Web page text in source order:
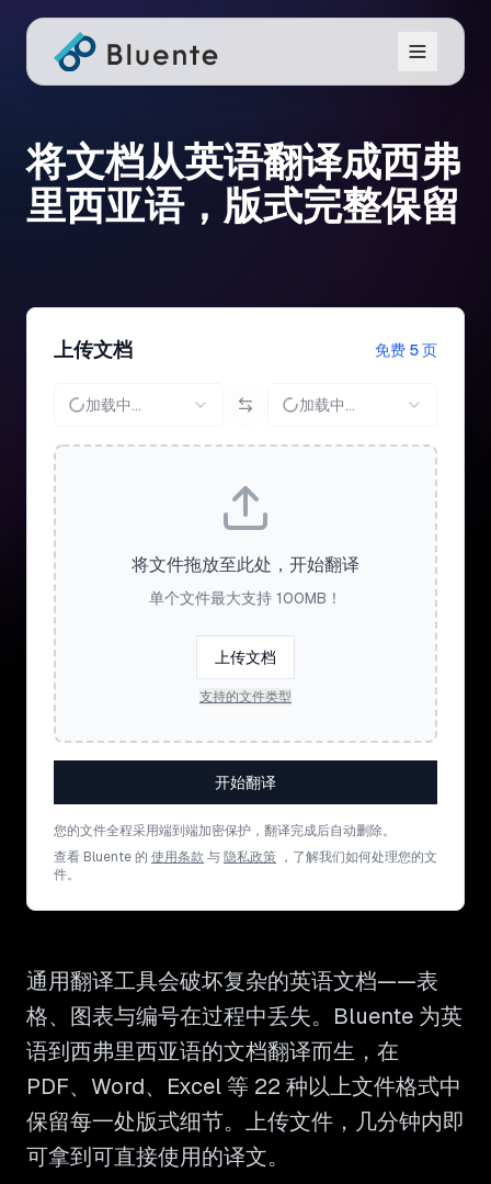
将文档从英语翻译成西弗
里西亚语，版式完整保留
上传文档 免费 5 页
加载中... 加载中...
将文件拖放至此处，开始翻译
单个文件最大支持 100MB！
上传文档
支持的文件类型
开始翻译
您的文件全程采用端到端加密保护，翻译完成后自动删除。
查看 Bluente 的 使用条款 与隐私政策 ，了解我们如何处理您的文
件。
通用翻译工具会破坏复杂的英语文档——表
格、图表与编号在过程中丢失。Bluente 为英
语到西弗里西亚语的文档翻译而生，在
PDF、Word、Excel 等 22 种以上文件格式中
保留每一处版式细节。上传文件，几分钟内即
可拿到可直接使用的译文。